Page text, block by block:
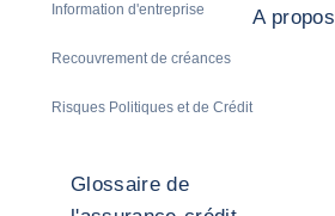
Information d'entreprise
Recouvrement de créances
Risques Politiques et de Crédit
A propos
Glossaire de